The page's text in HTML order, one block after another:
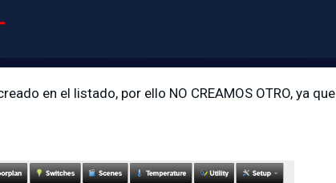
en el listado, por ello NO CREAMOS OTRO, ya que